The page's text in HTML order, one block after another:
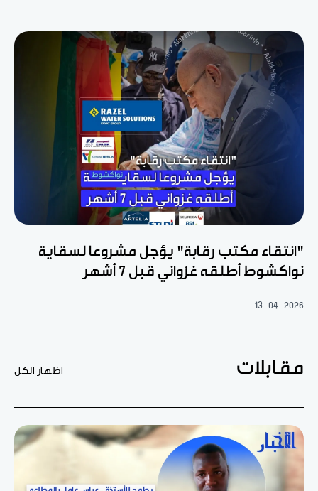
"انتقاء مكتب رقابة" يؤجل مشروعا لسقاية
نواكشوط أطلقه غزواني قبل 7 أشهر
13-04-2026
مقابلات اظهار الكل